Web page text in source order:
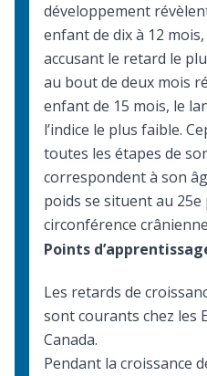
développement
enfant de dix à 12
accusant le retard le
au bout de deux mois
enfant de 15 mois, le
l’indice le plus faible.
toutes les étapes de
correspondent à son
poids se situent au
circonférence
Points
Les retards de
sont courants chez les
Canada.
Pendant la croissance